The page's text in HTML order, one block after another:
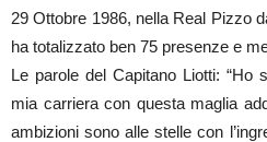
29 Ottobre 1986, nella Real Pizzo
ha totalizzato ben 75 presenze e
Le parole del Capitano Liotti: “Ho
mia carriera con questa maglia
ambizioni sono alle stelle con